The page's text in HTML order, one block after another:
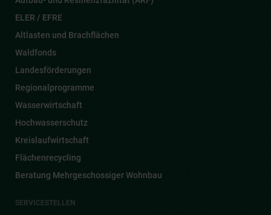
ELER / EFRE
Altlasten und Brachflächen
Waldfonds
Landesförderungen
Regionalprogramme
Wasserwirtschaft
Hochwasserschutz
Kreislaufwirtschaft
Flächenrecycling
Beratung Mehrgeschossiger Wohnbau
SERVICESTELLEN